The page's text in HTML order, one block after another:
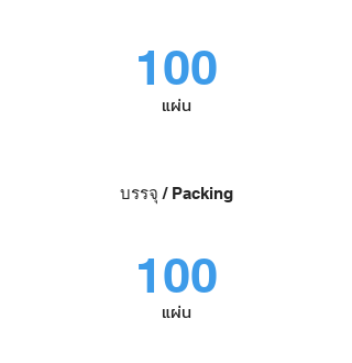
100
แผ่น
บรรจุ / Packing
100
แผ่น